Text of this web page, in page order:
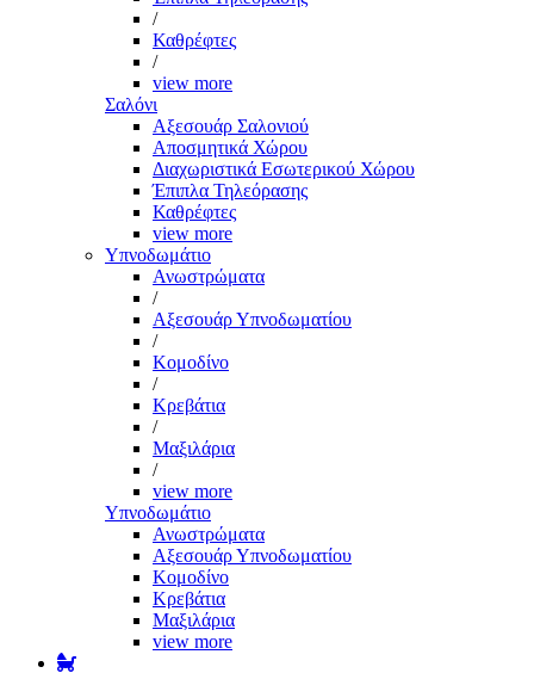
/
Καθρέφτες
/
view more
Σαλόνι
Αξεσουάρ Σαλονιού
Αποσμητικά Χώρου
Διαχωριστικά Εσωτερικού Χώρου
Έπιπλα Τηλεόρασης
Καθρέφτες
view more
Υπνοδωμάτιο
Ανωστρώματα
/
Αξεσουάρ Υπνοδωματίου
/
Κομοδίνο
/
Κρεβάτια
/
Μαξιλάρια
/
view more
Υπνοδωμάτιο
Ανωστρώματα
Αξεσουάρ Υπνοδωματίου
Κομοδίνο
Κρεβάτια
Μαξιλάρια
view more